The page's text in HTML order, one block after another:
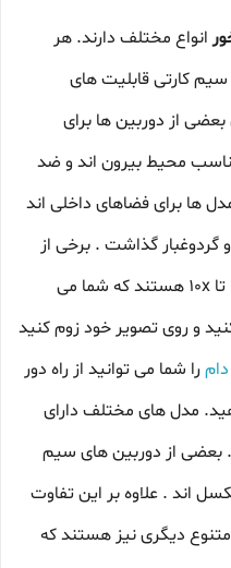
انواع مختلف دارند. هر
کارتی قابلیت های
بعضی از دوربین ها برای
محیط بیرون اند و ضد
ها برای فضاهای داخلی اند
گردوغبار گذاشت . برخی از
مدل های سیم کارت خور دارای زوم تا 10x هستند که شما می
و روی تصویر خود زوم کنید
را شما می توانید از راه دور
مدل های مختلف دارای
بعضی از دوربین های سیم
کیفیت تصویر 5 مگا پیکسل اند . علاوه بر این تفاوت
دیگری نیز هستند که